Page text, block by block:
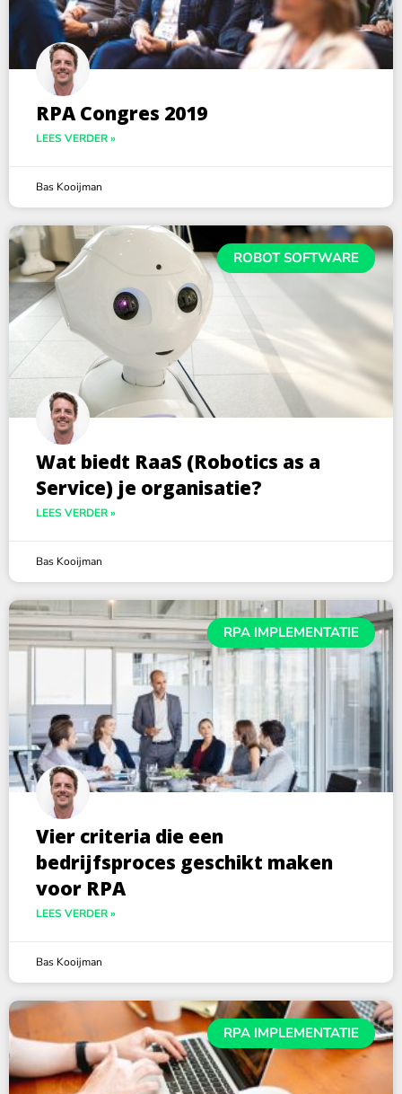
RPA Congres 2019
LEES VERDER »
Bas Kooijman
ROBOT SOFTWARE
Wat biedt RaaS (Robotics as a
Service) je organisatie?
LEES VERDER »
Bas Kooijman
RPA IMPLEMENTATIE
Vier criteria die een
bedrijfsproces geschikt maken
voor RPA
LEES VERDER »
Bas Kooijman
RPA IMPLEMENTATIE